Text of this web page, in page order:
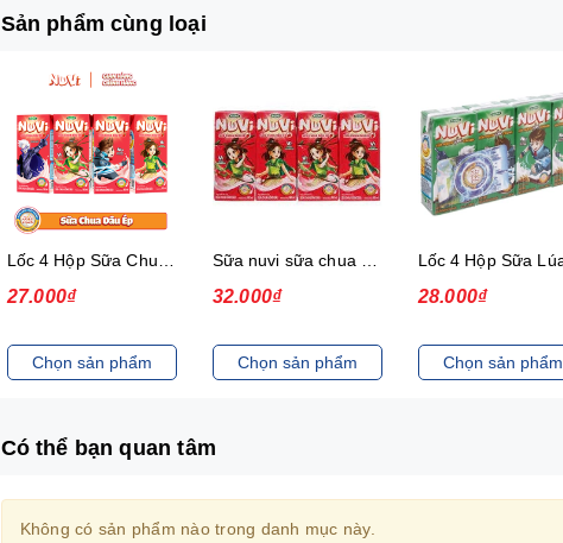
Sản phẩm cùng loại
27.000₫
Chọn sản phẩm
32.000₫
Chọn sản phẩm
28.000₫
Chọn sản phẩm
Có thể bạn quan tâm
Không có sản phẩm nào trong danh mục này.